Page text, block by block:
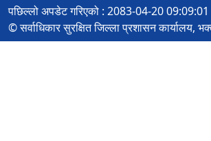
पछिल्लो अपडेट गरिएको : 2083-04-20 09:09:01
© सर्वाधिकार सुरक्षित जिल्ला प्रशासन कार्यालय,